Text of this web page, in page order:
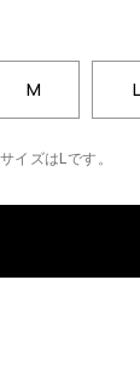
M L
イズはLです。